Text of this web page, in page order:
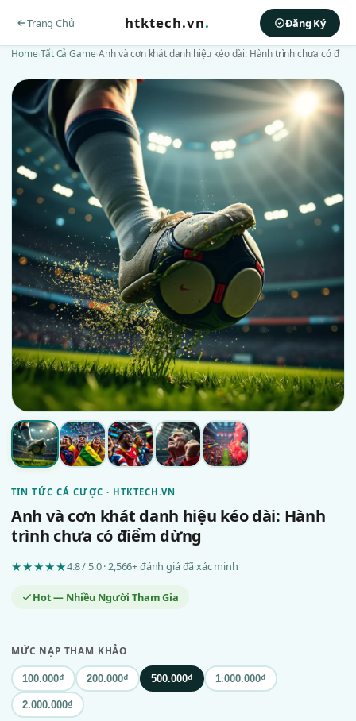
Trang Chủ htktech.vn. Đăng Ký
Home›Tất Cả Game›Anh và cơn khát danh hiệu kéo dài: Hành trình chưa có đ
TIN TỨC CÁ CƯỢC · HTKTECH.VN
Anh và cơn khát danh hiệu kéo dài: Hành
trình chưa có điểm dừng
★★★★★4.8 / 5.0 · 2,566+ đánh giá đã xác minh
Hot — Nhiều Người Tham Gia
MỨC NẠP THAM KHẢO
100.000₫ 200.000₫ 500.000₫ 1.000.000₫
2.000.000₫